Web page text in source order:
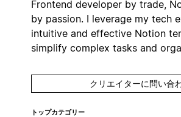
Frontend developer by trade,
by passion. I leverage my tech
intuitive and effective Notion
simplify complex tasks and
クリエイターに問い合
トップカテゴリー